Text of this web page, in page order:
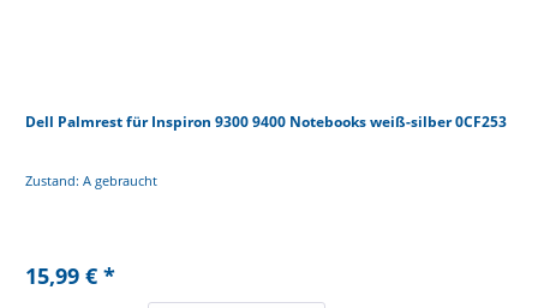
Dell Palmrest für Inspiron 9300 9400 Notebooks weiß-silber 0CF253
Zustand: A gebraucht
15,99 € *